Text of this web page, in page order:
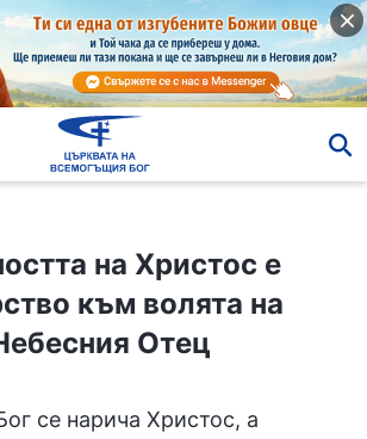
на Христос е
към волята на
Отец
се нарича Христос, а